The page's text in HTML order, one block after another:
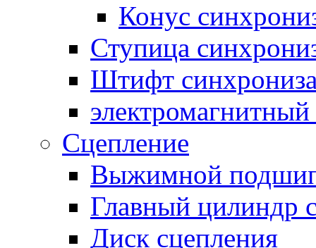
Конус
Ступица
Штифт
электромагнитный
Сцепление
Выжимной
Главный цилиндр
Диск сцепления